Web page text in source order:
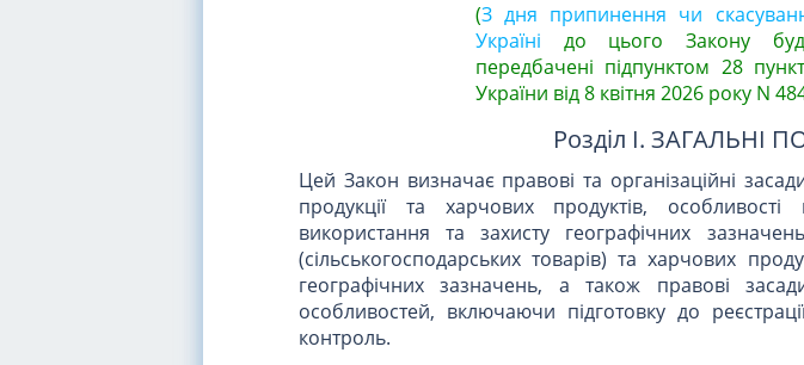
(З дня припинення чи
Україні
до цього Закону
передбачені підпунктом 28
України від 8 квітня 2026 року N
Розділ I. ЗАГАЛЬНІ
Цей Закон визначає правові та організаційні
продукції та харчових продуктів, особливості
використання та захисту географічних
(сільськогосподарських товарів) та харчових
географічних зазначень, а також правові
особливостей, включаючи підготовку до
контроль.